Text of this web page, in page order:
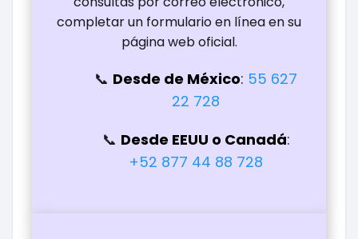
completar un formulario en línea en su
página web oficial.
Desde de México: 55 627
22 728
Desde EEUU o Canadá:
+52 877 44 88 728